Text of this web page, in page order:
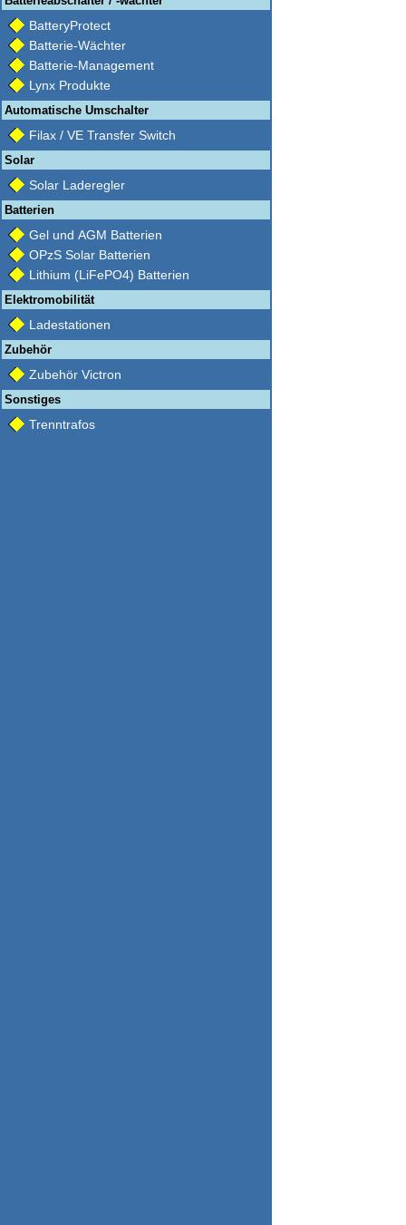
BatteryProtect
Batterie-Wächter
Batterie-Management
Lynx Produkte
Automatische Umschalter
Filax / VE Transfer Switch
Solar
Solar Laderegler
Batterien
Gel und AGM Batterien
OPzS Solar Batterien
Lithium (LiFePO4) Batterien
Elektromobilität
Ladestationen
Zubehör
Zubehör Victron
Sonstiges
Trenntrafos